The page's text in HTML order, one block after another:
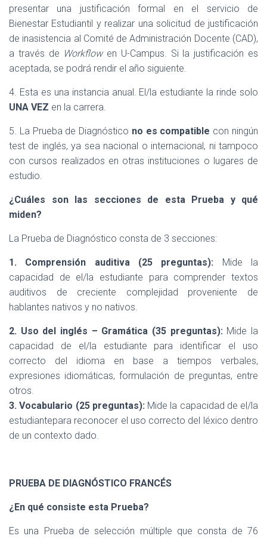
presentar una justificación formal en el servicio de
Bienestar Estudiantil y realizar una solicitud de justificación
de inasistencia al Comité de Administración Docente (CAD),
a través de Workflowen U-Campus. Si la justificación es
aceptada, se podrá rendir el año siguiente.
4. Esta es una instancia anual. El/la estudiante la rinde solo
UNA VEZ en la carrera.
5. La Prueba de Diagnóstico no es compatible con ningún
test de inglés, ya sea nacional o internacional, ni tampoco
con cursos realizados en otras instituciones o lugares de
estudio.
¿Cuáles son las secciones de esta Prueba y qué
miden?
La Prueba de Diagnóstico consta de 3 secciones:
1. Comprensión auditiva (25 preguntas): Mide la
capacidad de el/la estudiante para comprender textos
auditivos de creciente complejidad proveniente de
hablantes nativos y no nativos.
2. Uso del inglés – Gramática (35 preguntas): Mide la
capacidad de el/la estudiante para identificar el uso
correcto del idioma en base a tiempos verbales,
expresiones idiomáticas, formulación de preguntas, entre
otros.
3. Vocabulario (25 preguntas): Mide la capacidad de el/la
estudiantepara reconocer el uso correcto del léxico dentro
de un contexto dado.
PRUEBA DE DIAGNÓSTICO FRANCÉS
¿En qué consiste esta Prueba?
Es una Prueba de selección múltiple que consta de 76